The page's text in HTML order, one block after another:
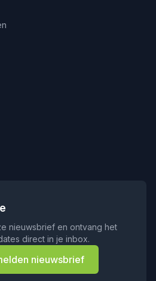
nieuwsbrief en ontvang het
direct in je inbox.
nieuwsbrief